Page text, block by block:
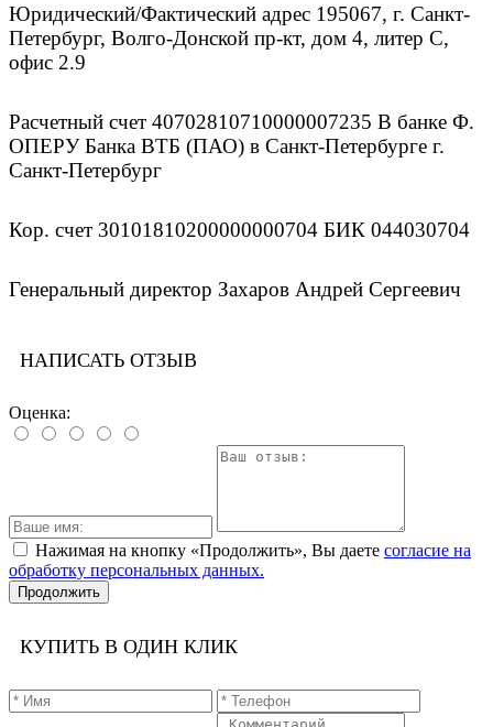
Юридический/Фактический адрес 195067, г. Санкт-
Петербург, Волго-Донской пр-кт, дом 4, литер С,
офис 2.9
Расчетный счет 40702810710000007235 В банке Ф.
ОПЕРУ Банка ВТБ (ПАО) в Санкт-Петербурге г.
Санкт-Петербург
Кор. счет 30101810200000000704 БИК 044030704
Генеральный директор Захаров Андрей Сергеевич
НАПИСАТЬ ОТЗЫВ
Оценка:
Нажимая на кнопку «Продолжить», Вы даете согласие на
обработку персональных данных.
Продолжить
КУПИТЬ В ОДИН КЛИК